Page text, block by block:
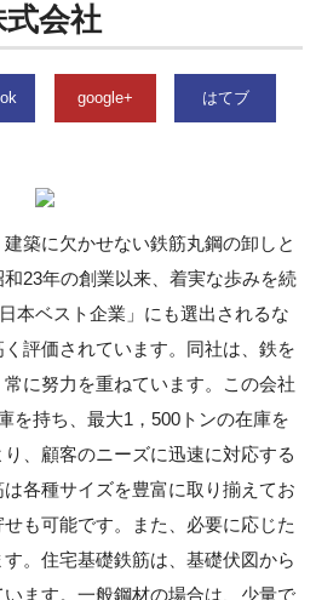
会社
google+ はてブ
建築に欠かせない鉄筋丸鋼の卸しと
23年の創業以来、着実な歩みを続
本ベスト企業」にも選出されるな
評価されています。同社は、鉄を
に努力を重ねています。この会社
を持ち、最大1，500トンの在庫を
、顧客のニーズに迅速に対応する
各種サイズを豊富に取り揃えてお
も可能です。また、必要に応じた
。住宅基礎鉄筋は、基礎伏図から
ます。一般鋼材の場合は、少量で